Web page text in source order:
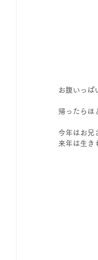
お腹いっぱ
帰ったらほ
今年はお兄
来年は生き